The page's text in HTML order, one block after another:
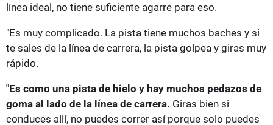
línea ideal, no tiene suficiente agarre para eso.
"Es muy complicado. La pista tiene muchos baches y si
te sales de la línea de carrera, la pista golpea y giras muy
rápido.
"Es como una pista de hielo y hay muchos pedazos de
goma al lado de la línea de carrera. Giras bien si
conduces allí, no puedes correr así porque solo puedes